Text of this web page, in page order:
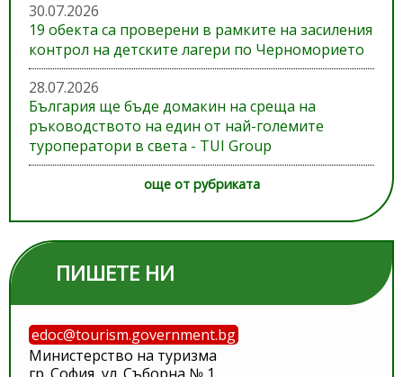
30.07.2026
19 обекта са проверени в рамките на засиления
контрол на детските лагери по Черноморието
28.07.2026
България ще бъде домакин на среща на
ръководството на един от най-големите
туроператори в света - TUI Group
още от рубриката
ПИШЕТЕ НИ
edoc@tourism.government.bg
Министерство на туризма